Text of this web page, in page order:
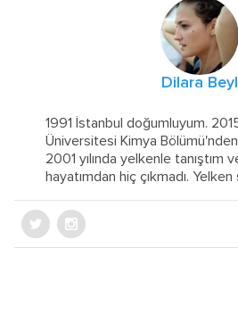
Dilara
1991 İstanbul doğumluyum.
Üniversitesi Kimya
2001 yılında yelkenle tanıştım
hayatımdan hiç çıkmadı.